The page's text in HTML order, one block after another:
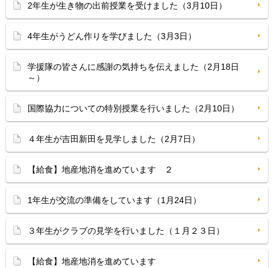
2年生が生き物の出前授業を受けました（3月10日）
4年生がうどん作りを学びました（3月3日）
学援隊の皆さんに感謝の気持ちを伝えました（2月18日
～）
国際協力についての特別授業を行いました（2月10日）
４年生が吉田新田を見学しました（2月7日）
【給食】地産地消を進めています ２
1年生が交流の準備をしています（1月24日）
３年生がクラブの見学を行いました（１月２３日）
【給食】地産地消を進めています